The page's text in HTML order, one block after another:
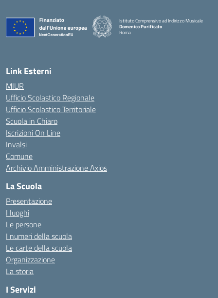
Istituto Comprensivo ad Indirizzo Musicale
Domenico Purificato
Roma
Link Esterni
MIUR
Ufficio Scolastico Regionale
Ufficio Scolastico Territoriale
Scuola in Chiaro
Iscrizioni On Line
Invalsi
Comune
Archivio Amministrazione Axios
La Scuola
Presentazione
I luoghi
Le persone
I numeri della scuola
Le carte della scuola
Organizzazione
La storia
I Servizi